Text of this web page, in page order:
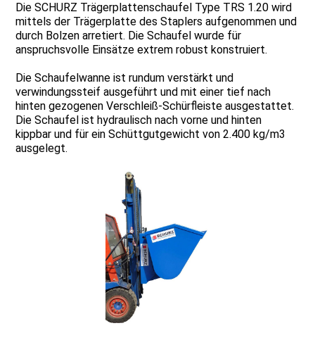
Die SCHURZ Trägerplattenschaufel Type TRS 1.20 wird
mittels der Trägerplatte des Staplers aufgenommen und
durch Bolzen arretiert. Die Schaufel wurde für
anspruchsvolle Einsätze extrem robust konstruiert.
Die Schaufelwanne ist rundum verstärkt und
verwindungssteif ausgeführt und mit einer tief nach
hinten gezogenen Verschleiß-Schürfleiste ausgestattet.
Die Schaufel ist hydraulisch nach vorne und hinten
kippbar und für ein Schüttgutgewicht von 2.400 kg/m3
ausgelegt.